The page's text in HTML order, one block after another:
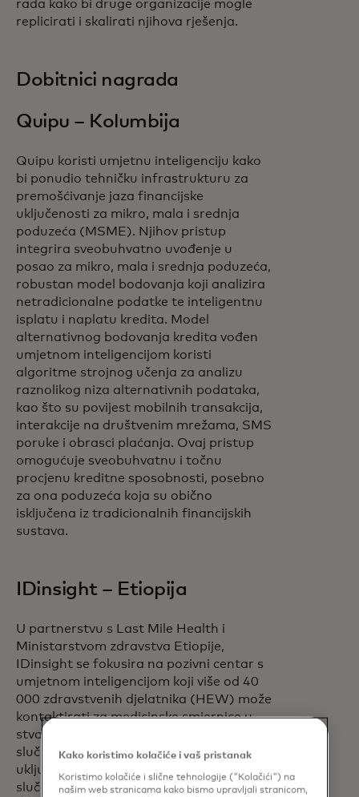
rada kako bi druge organizacije mogle
replicirati i skalirati njihova rješenja.
Dobitnici nagrada
Quipu – Kolumbija
Quipu koristi umjetnu inteligenciju kako
bi ponudio tehničku infrastrukturu za
premošćivanje jaza financijske
uključenosti za mikro, mala i srednja
poduzeća (MSME). Njihov pristup
integrira sveobuhvatno uvođenje u
posao za mikro, mala i srednja poduzeća,
robustan model bodovanja koji analizira
netradicionalne podatke te inteligentnu
isplatu i naplatu kredita. Model
alternativnog bodovanja kredita vođen
umjetnom inteligencijom koristi
algoritme strojnog učenja za analizu
raznolikog niza alternativnih podataka,
kao što su povijest mobilnih transakcija,
interakcije na društvenim mrežama, SMS
poruke i obrasci plaćanja. Ovaj pristup
omogućuje sveobuhvatnu i točnu
procjenu kreditne sposobnosti, posebno
za ona poduzeća koja su obično
isključena iz tradicionalnih financijskih
sustava.
IDinsight – Etiopija
U partnerstvu s Last Mile Health i
Ministarstvom zdravstva Etiopije,
IDinsight se fokusira na pozivni centar s
umjetnom inteligencijom koji više od 40
000 zdravstvenih djelatnika (HEW) može
kontaktirati za medicinske smjernice u
stvarnom vremenu o složenim
slučajevima. IDinsightovo AI rješenje
uključivat će sustav upravljanja
slučajevima i uslugu odgovaranja na
Kako koristimo kolačiće i vaš pristanak
Koristimo kolačiće i slične tehnologije ("Kolačići") na
našim web stranicama kako bismo upravljali stranicom,